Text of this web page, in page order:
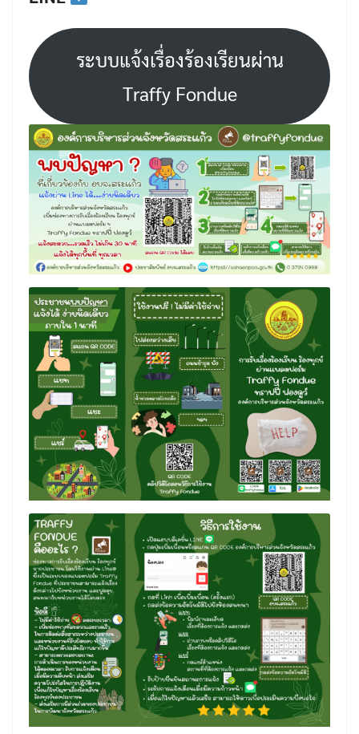
Search
for:
Search
ระบบแจ้งเรื่องร้องเรียนผ่าน
Traffy Fondue